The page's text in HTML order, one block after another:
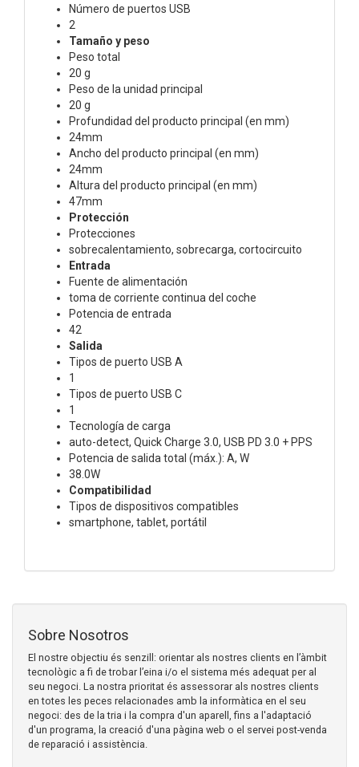
Número de puertos USB
2
Tamaño y peso
Peso total
20 g
Peso de la unidad principal
20 g
Profundidad del producto principal (en mm)
24mm
Ancho del producto principal (en mm)
24mm
Altura del producto principal (en mm)
47mm
Protección
Protecciones
sobrecalentamiento, sobrecarga, cortocircuito
Entrada
Fuente de alimentación
toma de corriente continua del coche
Potencia de entrada
42
Salida
Tipos de puerto USB A
1
Tipos de puerto USB C
1
Tecnología de carga
auto-detect, Quick Charge 3.0, USB PD 3.0 + PPS
Potencia de salida total (máx.): A, W
38.0W
Compatibilidad
Tipos de dispositivos compatibles
smartphone, tablet, portátil
Sobre Nosotros
El nostre objectiu és senzill: orientar als nostres clients en l’àmbit
tecnològic a fi de trobar l’eina i/o el sistema més adequat per al
seu negoci. La nostra prioritat és assessorar als nostres clients
en totes les peces relacionades amb la informàtica en el seu
negoci: des de la tria i la compra d'un aparell, fins a l'adaptació
d'un programa, la creació d'una pàgina web o el servei post-venda
de reparació i assistència.